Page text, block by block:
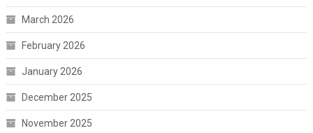
March 2026
February 2026
January 2026
December 2025
November 2025